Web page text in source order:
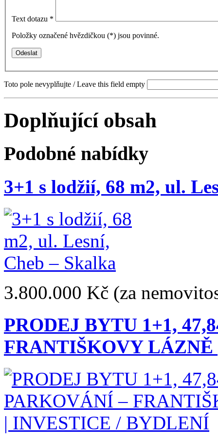
Text dotazu *
Položky označené hvězdičkou (*) jsou povinné.
Toto pole nevyplňujte / Leave this field empty
Doplňující obsah
Podobné nabídky
3+1 s lodžií, 68 m2, ul.
3.800.000 Kč (za
PRODEJ BYTU 1+1,
FRANTIŠKOVY